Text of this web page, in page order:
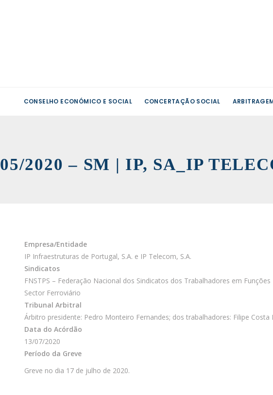
CONSELHO ECONÓMICO E SOCIAL CONCERTAÇÃO SOCIAL
05/2020 – SM | IP, SA_IP
Empresa/Entidade
IP Infraestruturas de Portugal, S.A. e IP Telecom, S.A.
Sindicatos
FNSTPS – Federação Nacional dos Sindicatos dos Trabalhadores em
Sector Ferroviário
Tribunal Arbitral
Árbitro presidente: Pedro Monteiro Fernandes; dos trabalhadores: Filipe
Data do Acórdão
13/07/2020
Período da Greve
Greve no dia 17 de julho de 2020.